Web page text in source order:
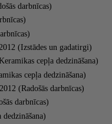
darbnīcas)
(Izstādes un gadatirgi)
cepļa dedzināšana)
cepļa dedzināšana)
(Radošās darbnīcas)
darbnīcas)